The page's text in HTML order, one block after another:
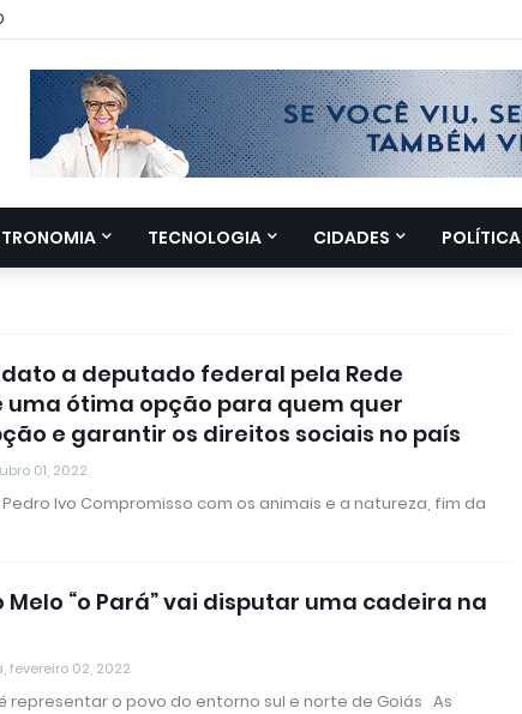
TECNOLOGIA CIDADES POLÍTICA
a deputado federal pela Rede
uma ótima opção para quem quer
e garantir os direitos sociais no país
01, 2022
Ivo Compromisso com os animais e a natureza, fim da
Melo “o Pará” vai disputar uma cadeira na
fevereiro 02, 2022
representar o povo do entorno sul e norte de Goiás As